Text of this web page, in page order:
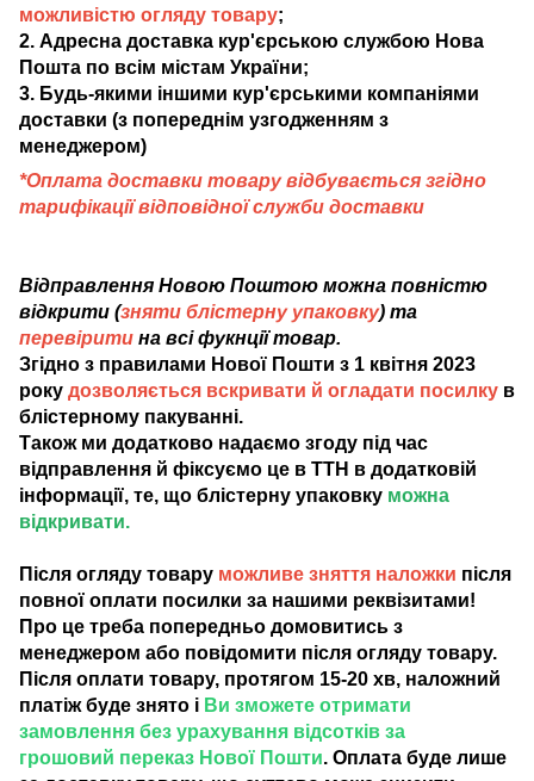
можливістю огляду товару;
2. Адресна доставка кур'єрською службою Нова
Пошта по всім містам України;
3. Будь-якими іншими кур'єрськими компаніями
доставки (з попереднім узгодженням з
менеджером)
*Оплата доставки товару відбувається згідно
тарифікації відповідної служби доставки
Відправлення Новою Поштою можна повністю
відкрити (зняти блістерну упаковку) та
перевірити на всі фукнції товар.
Згідно з правилами Нової Пошти з 1 квітня 2023
року дозволяється вскривати й огладати посилку в
блістерному пакуванні.
Також ми додатково надаємо згоду під час
відправлення й фіксуємо це в ТТН в додатковій
інформації, те, що блістерну упаковку можна
відкривати.
Після огляду товару можливе зняття наложки після
повної оплати посилки за нашими реквізитами!
Про це треба попередньо домовитись з
менеджером або повідомити після огляду товару.
Після оплати товару, протягом 15-20 хв, наложний
платіж буде знято і Ви зможете отримати
замовлення без урахування відсотків за
грошовий переказ Нової Пошти. Оплата буде лише